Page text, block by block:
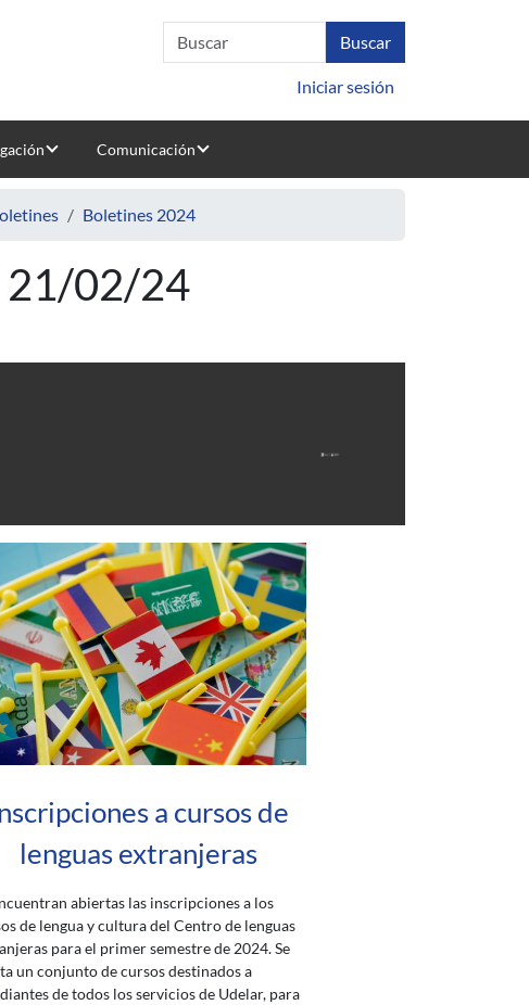
Iniciar sesión
Comunicación
Boletines 2024
21/02/24
a cursos de
lenguas extranjeras
abiertas las inscripciones a los
de lengua y cultura del Centro de lenguas
para el primer semestre de 2024. Se
un conjunto de cursos destinados a
de todos los servicios de Udelar, para